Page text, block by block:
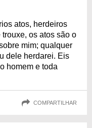
atos, herdeiros
os atos são o
mim; qualquer
dele herdarei. Eis
homem e toda
COMPARTILHAR